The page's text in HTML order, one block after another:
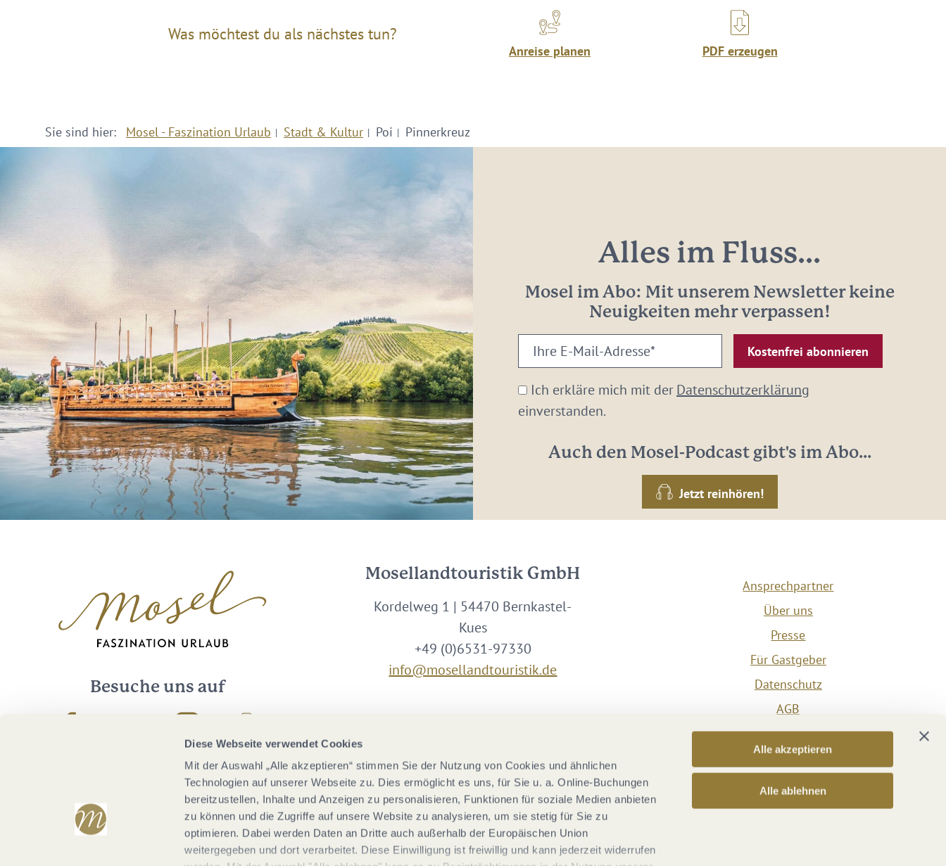
Diese Webseite verwendet Cookies
Mit der Auswahl „Alle akzeptieren“ stimmen Sie der Nutzung von Cookies und ähnlichen
Technologien auf unserer Webseite zu. Dies ermöglicht es uns, für Sie u. a. Online-Buchungen
bereitzustellen, Inhalte und Anzeigen zu personalisieren, Funktionen für soziale Medien anbieten
zu können und die Zugriffe auf unsere Website zu analysieren, um sie stetig für Sie zu
optimieren. Dabei werden Daten an Dritte auch außerhalb der Europäischen Union
weitergegeben und dort verarbeitet. Diese Einwilligung ist freiwillig und kann jederzeit widerrufen
Alle akzeptieren
Alle ablehnen
Was möchtest du als nächstes tun?
Anreise planen PDF erzeugen
Sie sind hier: Mosel - Faszination Urlaub Stadt & Kultur Poi Pinnerkreuz
Alles im Fluss...
Mosel im Abo: Mit unserem Newsletter keine
Neuigkeiten mehr verpassen!
Ihre
E-
Mail-
Adresse:
Ich erkläre mich mit derDatenschutzerklärung
einverstanden.
Auch den Mosel-Podcast gibt's im Abo...
Jetzt reinhören!
Besuche uns auf
Mosellandtouristik GmbH
Kordelweg 1 | 54470 Bernkastel-
Kues
+49 (0)6531-97330
info@mosellandtouristik.de
Ansprechpartner
Über uns
Presse
Für Gastgeber
Datenschutz
AGB
Impressum
Barrierefreiheit
Vertrag widerrufen
Versicherungsvertrag widerrufen